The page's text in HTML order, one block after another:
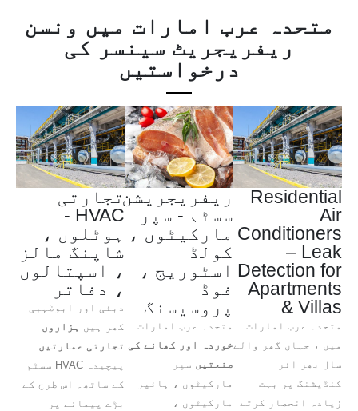
متحدہ عرب امارات میں ونسن
ریفریجریٹ سینسر کی
درخواستیں
Residential
Air
Conditioners
– Leak
Detection for
Apartments
& Villas
متحدہ عرب امارات
میں ، جہاں گھر والے
سال بھر ائر
کنڈیشنگ پر بہت
زیادہ انحصار کرتے
ریفریجریشن
سسٹم - سپر
مارکیٹوں ،
کولڈ
اسٹوریج ،
فوڈ
پروسیسنگ
متحدہ عرب امارات
خوردہ اور کھانے کی
صنعتیں سپر
مارکیٹوں ، ہائپر
مارکیٹوں ،
تجارتی
HVAC -
ہوٹلوں ،
شاپنگ مالز
، اسپتالوں
، دفاتر
دبئی اور ابوظہبی
گھر ہیں ہزاروں
تجارتی عمارتیں
پیچیدہ HVAC سسٹم
کے ساتھ۔ اس طرح کے
بڑے پیمانے پر